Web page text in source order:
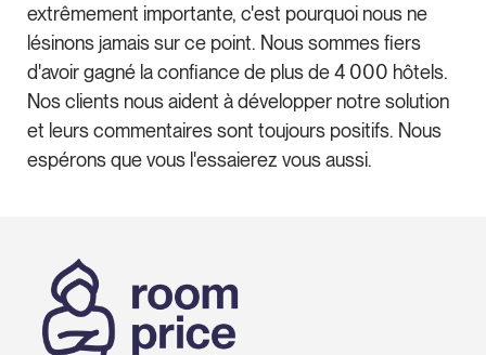
extrêmement importante, c'est pourquoi nous ne
lésinons jamais sur ce point. Nous sommes fiers
d'avoir gagné la confiance de plus de 4 000 hôtels.
Nos clients nous aident à développer notre solution
et leurs commentaires sont toujours positifs. Nous
espérons que vous l'essaierez vous aussi.